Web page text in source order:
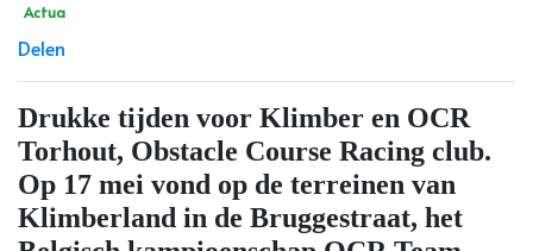
Actua
Delen
Drukke tijden voor Klimber en OCR
Torhout, Obstacle Course Racing club.
Op 17 mei vond op de terreinen van
Klimberland in de Bruggestraat, het